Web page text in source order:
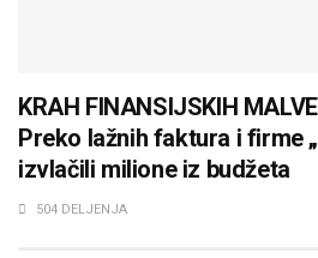
KRAH FINANSIJSKIH
Preko lažnih faktura i firme
izvlačili milione iz budžeta
504 DELJENJA